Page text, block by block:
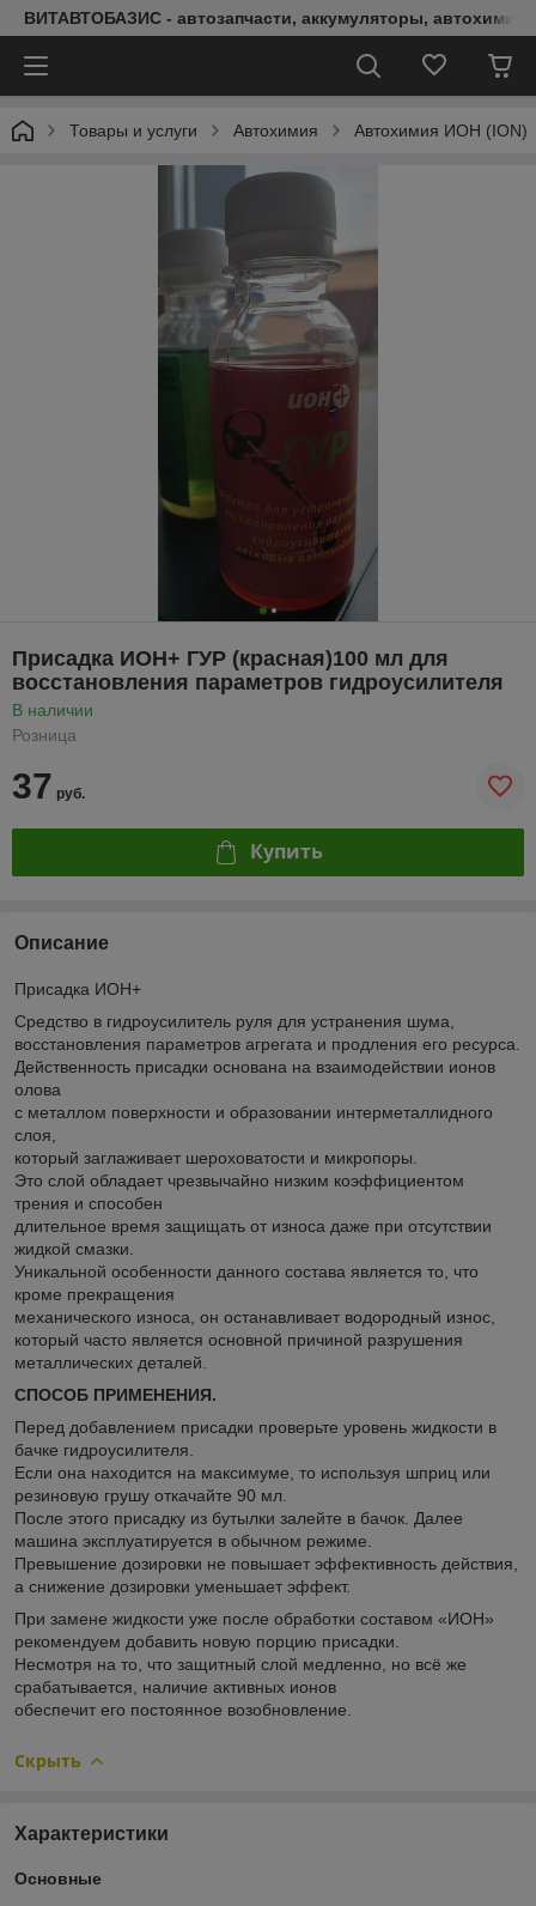
ВИТАВТОБАЗИС - автозапчасти, аккумуляторы, автохимия,
Товары и услуги Автохимия Автохимия ИОН (ION)
Присадка ИОН+ ГУР (красная)100 мл для
восстановления параметров гидроусилителя
В наличии
Розница
37 руб.
Купить
Описание
Присадка ИОН+
Средство в гидроусилитель руля для устранения шума,
восстановления параметров агрегата и продления его ресурса.
Действенность присадки основана на взаимодействии ионов
олова
с металлом поверхности и образовании интерметаллидного
слоя,
который заглаживает шероховатости и микропоры.
Это слой обладает чрезвычайно низким коэффициентом
трения и способен
длительное время защищать от износа даже при отсутствии
жидкой смазки.
Уникальной особенности данного состава является то, что
кроме прекращения
механического износа, он останавливает водородный износ,
который часто является основной причиной разрушения
металлических деталей.
СПОСОБ ПРИМЕНЕНИЯ.
Перед добавлением присадки проверьте уровень жидкости в
бачке гидроусилителя.
Если она находится на максимуме, то используя шприц или
резиновую грушу откачайте 90 мл.
После этого присадку из бутылки залейте в бачок. Далее
машина эксплуатируется в обычном режиме.
Превышение дозировки не повышает эффективность действия,
а снижение дозировки уменьшает эффект.
При замене жидкости уже после обработки составом «ИОН»
рекомендуем добавить новую порцию присадки.
Несмотря на то, что защитный слой медленно, но всё же
срабатывается, наличие активных ионов
обеспечит его постоянное возобновление.
Скрыть
Характеристики
Основные